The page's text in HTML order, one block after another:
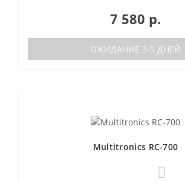
7 580 р.
ОЖИДАНИЕ 3-5 ДНЕЙ
Multitronics RC-700